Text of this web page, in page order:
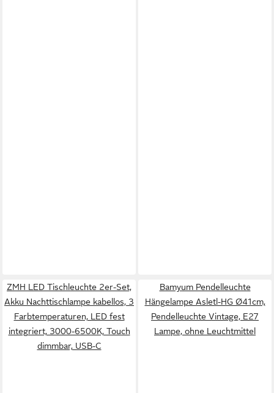
ZMH LED Tischleuchte 2er-Set,
Akku Nachttischlampe kabellos, 3
Farbtemperaturen, LED fest
integriert, 3000-6500K, Touch
dimmbar, USB-C
Bamyum Pendelleuchte
Hängelampe Asletl-HG Ø41cm,
Pendelleuchte Vintage, E27
Lampe, ohne Leuchtmittel